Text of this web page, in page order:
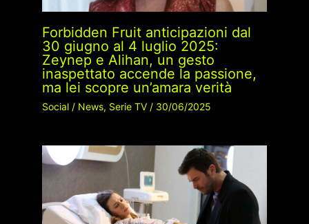
Forbidden Fruit anticipazioni dal
30 giugno al 4 luglio 2025:
Zeynep e Alihan, un gesto
inaspettato accende la passione,
ma lei scopre un’amara verità
Social/ News, Serie TV/ 30/06/2025